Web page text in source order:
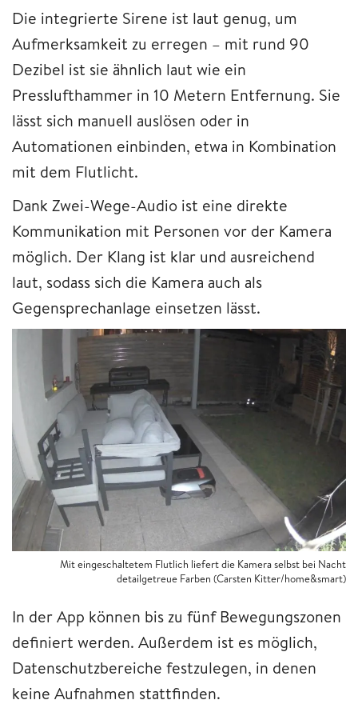
Die integrierte Sirene ist laut genug, um
Aufmerksamkeit zu erregen – mit rund 90
Dezibel ist sie ähnlich laut wie ein
Presslufthammer in 10 Metern Entfernung. Sie
lässt sich manuell auslösen oder in
Automationen einbinden, etwa in Kombination
mit dem Flutlicht.
Dank Zwei-Wege-Audio ist eine direkte
Kommunikation mit Personen vor der Kamera
möglich. Der Klang ist klar und ausreichend
laut, sodass sich die Kamera auch als
Gegensprechanlage einsetzen lässt.
Mit eingeschaltetem Flutlich liefert die Kamera selbst bei Nacht
detailgetreue Farben (Carsten Kitter/home&smart)
In der App können bis zu fünf Bewegungszonen
definiert werden. Außerdem ist es möglich,
Datenschutzbereiche festzulegen, in denen
keine Aufnahmen stattfinden.